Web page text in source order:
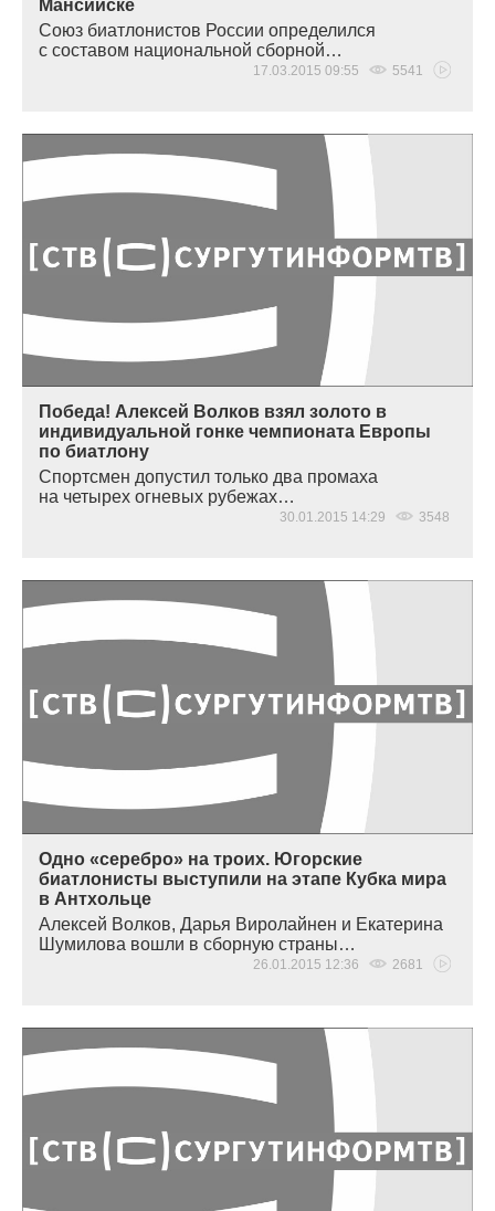
Мансийске
Союз биатлонистов России определился
с составом национальной сборной…
17.03.2015 09:55 5541
Победа! Алексей Волков взял золото в
индивидуальной гонке чемпионата Европы
по биатлону
Спортсмен допустил только два промаха
на четырех огневых рубежах…
30.01.2015 14:29 3548
Одно «серебро» на троих. Югорские
биатлонисты выступили на этапе Кубка мира
в Антхольце
Алексей Волков, Дарья Виролайнен и Екатерина
Шумилова вошли в сборную страны…
26.01.2015 12:36 2681